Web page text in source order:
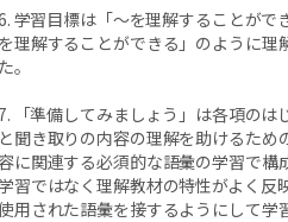
学習目標は「～を理解することが
を理解することができる」のように理
た。
7. 「準備してみましょう」は各項の
と聞き取りの内容の理解を助けるた
に関連する必須的な語彙の学習で構
習ではなく理解教材の特性がよく反
用された語彙を接するようにして学